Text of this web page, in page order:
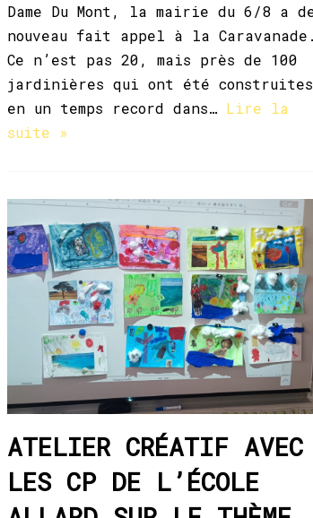
Dame Du Mont, la mairie du 6/8 a
nouveau fait appel à la Caravanade.
Ce n’est pas 20, mais près de 100
jardinières qui ont été construites
en un temps record dans… Lire la
suite »
ATELIER CRÉATIF AVEC
LES CP DE L’ÉCOLE